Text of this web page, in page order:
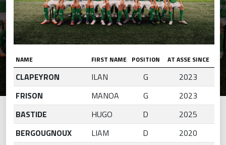
NAME FIRST NAME POSITION AT ASSE SINCE
CLAPEYRON ILAN G
2023
FRISON
MANOA G
2023
BASTIDE
HUGO D
2025
BERGOUGNOUX
LIAM D
2020